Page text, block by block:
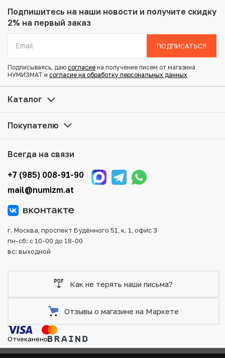
Металл: Биметалл
Вес: 11.87 г
Состояние: AU
Купить 1 миллион лир 2003 года Турция «535 лет
Стамбульскому монетному двору — 1 сентября» по
привлекательной цене можно в нашем интернет-
наличии на нашем складе.
того, возможен самовывоз товара из офиса магазина.
Для вашего удобства представлены несколько способов
оплаты и доставки заказа. Все отправления надежно и
тщательно упаковываются, что исключает возможность
Подпишитесь на наши новости и получите скидку
2% на первый заказ
ПОДПИСАТЬСЯ
Подписываясь, даю согласие на получение писем от магазина
НУМИЗМАТ и согласие на обработку персональных данных
Каталог
Покупателю
Всегда на связи
+7 (985) 008-91-90
mail@numizm.at
г. Москва, проспект Будённого 51, к. 1, офис 3
пн-сб: с 10-00 до 18-00
вс: выходной
Как не терять наши письма?
Отзывы о магазине на Маркете
Отчеканено